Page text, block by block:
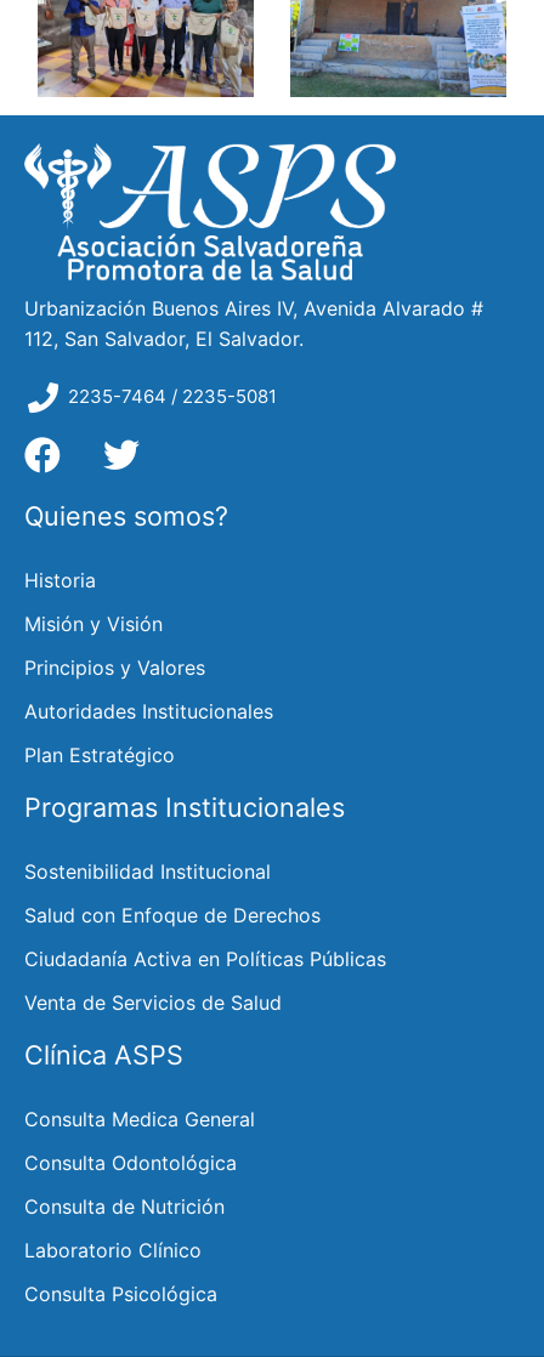
Urbanización Buenos Aires IV, Avenida Alvarado #
112, San Salvador, El Salvador.
2235-7464 / 2235-5081
Quienes somos?
Historia
Misión y Visión
Principios y Valores
Autoridades Institucionales
Plan Estratégico
Programas Institucionales
Sostenibilidad Institucional
Salud con Enfoque de Derechos
Ciudadanía Activa en Políticas Públicas
Venta de Servicios de Salud
Clínica ASPS
Consulta Medica General
Consulta Odontológica
Consulta de Nutrición
Laboratorio Clínico
Consulta Psicológica